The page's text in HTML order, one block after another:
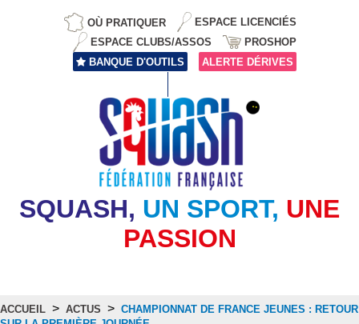
OÙ PRATIQUER
ESPACE LICENCIÉS
ESPACE CLUBS/ASSOS
PROSHOP
BANQUE D'OUTILS
ALERTE DÉRIVES
SQUASH, UN SPORT, UNE
PASSION
ACCUEIL > ACTUS > CHAMPIONNAT DE FRANCE JEUNES : RETOUR